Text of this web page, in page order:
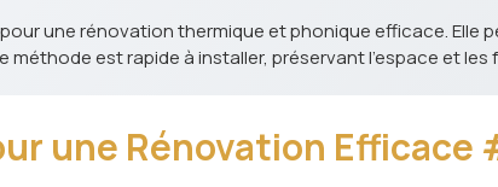
une rénovation thermique et phonique efficace. Elle
est rapide à installer, préservant l'espace et
une Rénovation Efficace